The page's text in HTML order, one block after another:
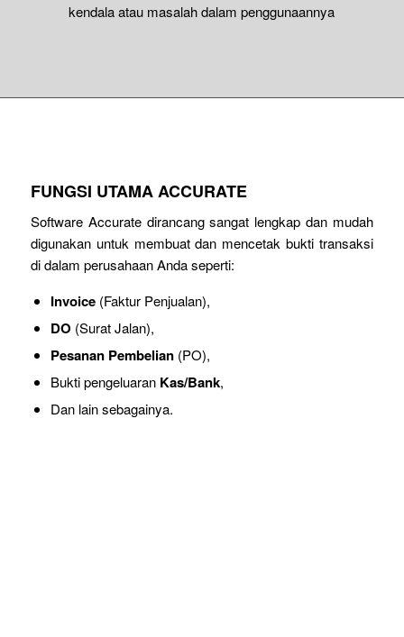
kendala atau masalah dalam penggunaannya
FUNGSI UTAMA ACCURATE
Software Accurate dirancang sangat lengkap dan mudah
digunakan untuk membuat dan mencetak bukti transaksi
di dalam perusahaan Anda seperti:
Invoice(Faktur Penjualan),
DO (Surat Jalan),
Pesanan Pembelian(PO),
Bukti pengeluaran Kas/Bank,
Dan lain sebagainya.